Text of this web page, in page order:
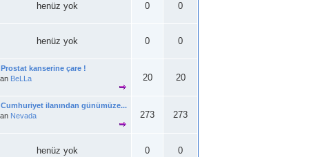
henüz yok 0 0
henüz yok 0 0
Prostat kanserine çare !
BeLLa 20 20
Cumhuriyet ilanından günümüze...
Nevada 273 273
henüz yok 0 0